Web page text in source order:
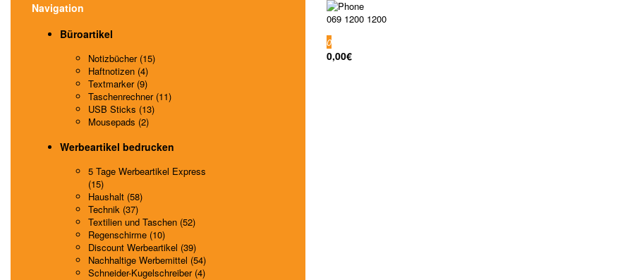
Navigation
Büroartikel
Notizbücher (15)
Haftnotizen (4)
Textmarker (9)
Taschenrechner (11)
USB Sticks (13)
Mousepads (2)
Werbeartikel bedrucken
5 Tage Werbeartikel Express
(15)
Haushalt (58)
Technik (37)
Textilien und Taschen (52)
Regenschirme (10)
Discount Werbeartikel (39)
Nachhaltige Werbemittel (54)
Schneider-Kugelschreiber (4)
069 1200 1200
0
0,00€